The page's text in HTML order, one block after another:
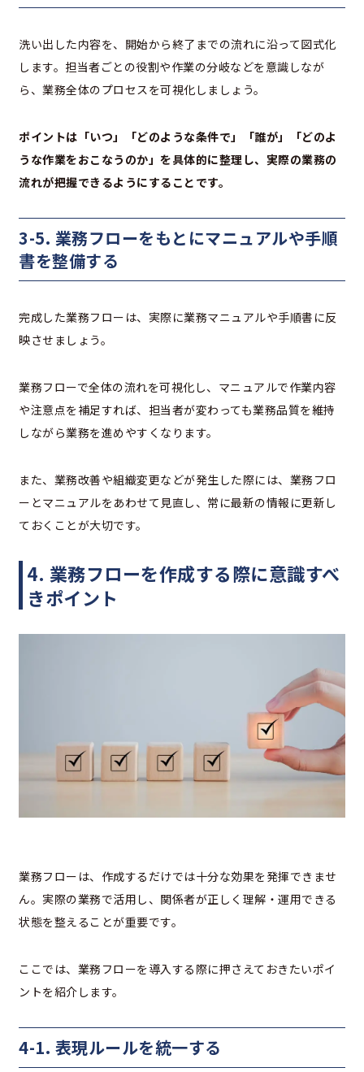
洗い出した内容を、開始から終了までの流れに沿って図式化
します。担当者ごとの役割や作業の分岐などを意識しなが
ら、業務全体のプロセスを可視化しましょう。
ポイントは「いつ」「どのような条件で」「誰が」「どのよ
うな作業をおこなうのか」を具体的に整理し、実際の業務の
流れが把握できるようにすることです。
3-5. 業務フローをもとにマニュアルや手順
書を整備する
完成した業務フローは、実際に業務マニュアルや手順書に反
映させましょう。
業務フローで全体の流れを可視化し、マニュアルで作業内容
や注意点を補足すれば、担当者が変わっても業務品質を維持
しながら業務を進めやすくなります。
また、業務改善や組織変更などが発生した際には、業務フロ
ーとマニュアルをあわせて見直し、常に最新の情報に更新し
ておくことが大切です。
4. 業務フローを作成する際に意識すべ
きポイント
業務フローは、作成するだけでは十分な効果を発揮できませ
ん。実際の業務で活用し、関係者が正しく理解・運用できる
状態を整えることが重要です。
ここでは、業務フローを導入する際に押さえておきたいポイ
ントを紹介します。
4-1. 表現ルールを統一する